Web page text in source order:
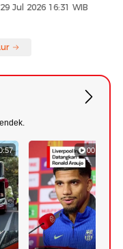
Jul 2026 16:31 WIB
00:43